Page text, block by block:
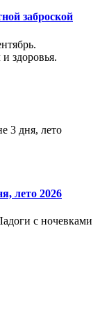
заброской
здоровья.
лето 2026
с ночевками